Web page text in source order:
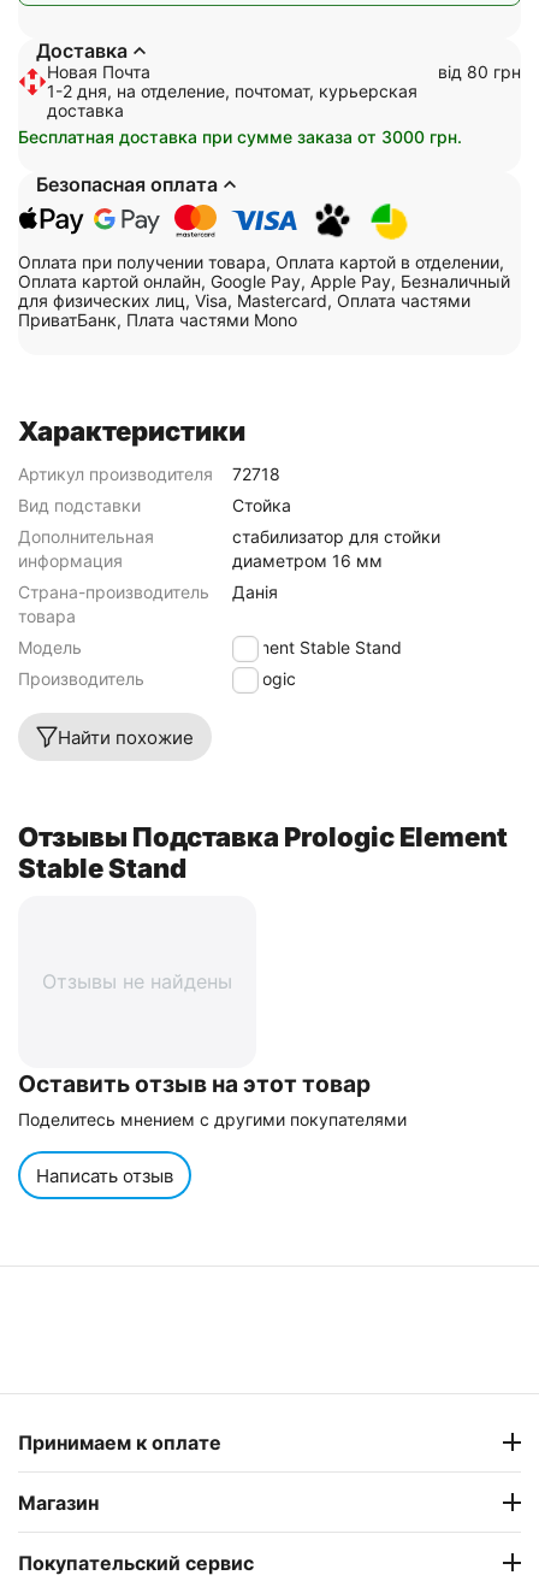
Доставка
Новая Почта
1-2 дня, на отделение, почтомат, курьерская
доставка
від 80 грн
Бесплатная доставка при сумме заказа от 3000 грн.
Безопасная оплата
Оплата при получении товара, Оплата картой в отделении,
Оплата картой онлайн, Google Pay, Apple Pay, Безналичный
для физических лиц, Visa, Mastercard, Оплата частями
ПриватБанк, Плата частями Mono
Характеристики
Артикул производителя
72718
Вид подставки
Стойка
Дополнительная
информация
стабилизатор для стойки
диаметром 16 мм
Страна-производитель
товара
Данія
Модель
Element Stable Stand
Производитель
Prologic
Найти похожие
Отзывы Подставка Prologic Element
Stable Stand
Отзывы не найдены
Оставить отзыв на этот товар
Поделитесь мнением с другими покупателями
Написать отзыв
Принимаем к оплате
Магазин
Покупательский сервис